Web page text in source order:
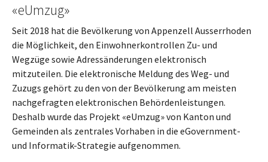
«eUmzug»
Seit 2018 hat die Bevölkerung von Appenzell Ausserrhoden
die Möglichkeit, den Einwohnerkontrollen Zu- und
Wegzüge sowie Adressänderungen elektronisch
mitzuteilen. Die elektronische Meldung des Weg- und
Zuzugs gehört zu den von der Bevölkerung am meisten
nachgefragten elektronischen Behördenleistungen.
Deshalb wurde das Projekt «eUmzug» von Kanton und
Gemeinden als zentrales Vorhaben in die eGovernment-
und Informatik-Strategie aufgenommen.